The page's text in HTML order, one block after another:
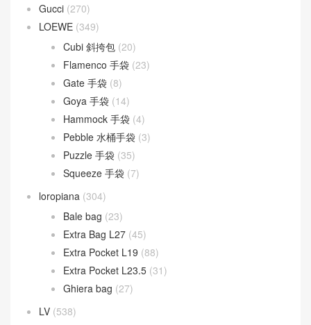
Gucci (270)
LOEWE (349)
Cubi 斜挎包 (20)
Flamenco 手袋 (23)
Gate 手袋 (8)
Goya 手袋 (14)
Hammock 手袋 (4)
Pebble 水桶手袋 (3)
Puzzle 手袋 (35)
Squeeze 手袋 (7)
loropiana (304)
Bale bag (23)
Extra Bag L27 (45)
Extra Pocket L19 (88)
Extra Pocket L23.5 (31)
Ghiera bag (27)
LV (538)